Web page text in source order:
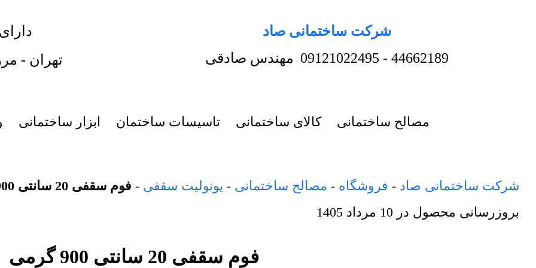
شرکت ساختمانی صاد
44662189
-
09121022495 مهندس صادقی تهران -
مصالح ساختمانی کالای ساختمانی تاسیسات ساختمان ابزار ساختمانی
شرکت ساختمانی صاد - فروشگاه - مصالح ساختمانی - یونولیت سقفی - فوم سقفی 20 سانتی 900 گرمی
بروزرسانی محصول در 10 مرداد 1405
فوم سقفی 20 سانتی 900 گرمی